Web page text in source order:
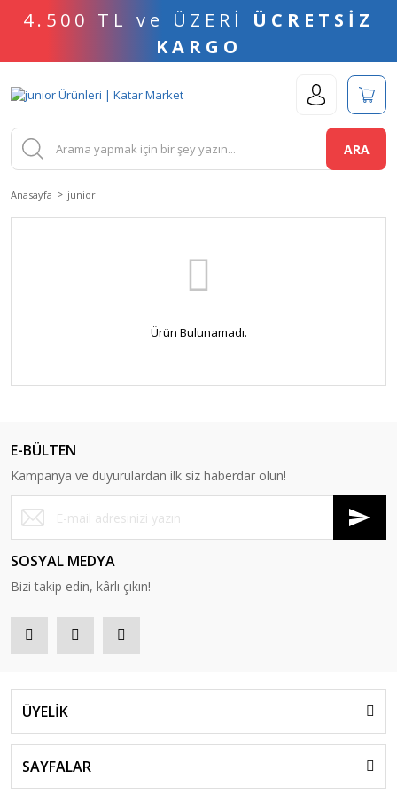
4.500 TL ve ÜZERİ ÜCRETSİZ
KARGO
ARA
Anasayfa junior
Ürün Bulunamadı.
E-BÜLTEN
Kampanya ve duyurulardan ilk siz haberdar olun!
SOSYAL MEDYA
Bizi takip edin, kârlı çıkın!
ÜYELİK
SAYFALAR